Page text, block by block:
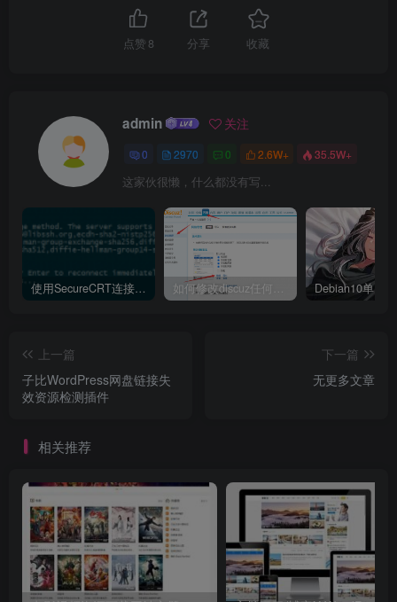
点赞 8 分享 收藏
admin 关注
0 2970 0 2.6W+ 35.5W+
这家伙很懒，什么都没有写...
使用SecureCRT连接Ubuntu20.04报错：Key exchange failed. No compatible key exchange method. 如何修改discuz任何模板的编辑器默认字体类型和默认字体大小
上一篇
子比WordPress网盘链接失
效资源检测插件
下一篇
无更多文章
相关推荐